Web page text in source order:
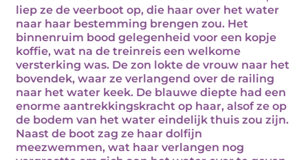
liep ze de veerboot op, die haar over het water
naar haar bestemming brengen zou. Het
binnenruim bood gelegenheid voor een kopje
koffie, wat na de treinreis een welkome
versterking was. De zon lokte de vrouw naar het
bovendek, waar ze verlangend over de railing
naar het water keek. De blauwe diepte had een
enorme aantrekkingskracht op haar, alsof ze op
de bodem van het water eindelijk thuis zou zijn.
Naast de boot zag ze haar dolfijn
meezwemmen, wat haar verlangen nog